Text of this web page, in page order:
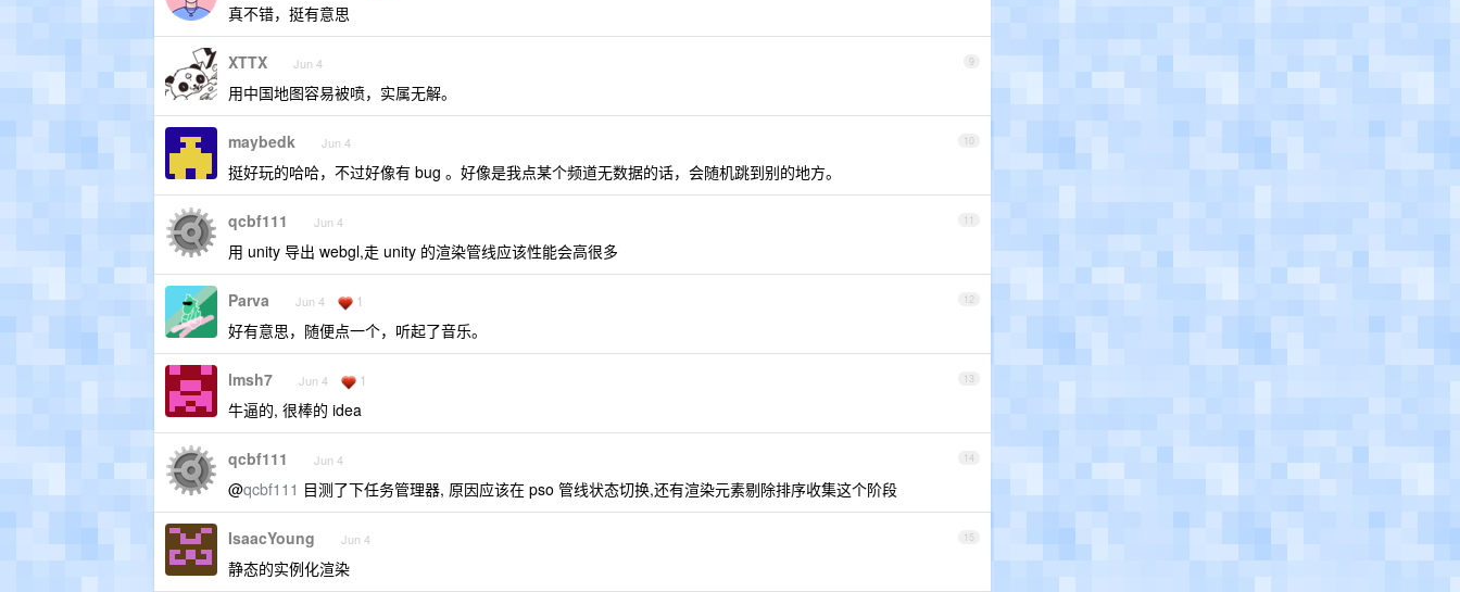
真不错，挺有意思
9
XTTX Jun 4
用中国地图容易被喷，实属无解。
10
maybedk Jun 4
挺好玩的哈哈，不过好像有 bug 。好像是我点某个频道无数据的话，会随机跳到别的地方。
11
qcbf111 Jun 4
用 unity 导出 webgl,走 unity 的渲染管线应该性能会高很多
12
Parva Jun 4 1
好有意思，随便点一个，听起了音乐。
13
lmsh7 Jun 4 1
牛逼的, 很棒的 idea
14
qcbf111 Jun 4
@qcbf111 目测了下任务管理器, 原因应该在 pso 管线状态切换,还有渲染元素剔除排序收集这个阶段
15
IsaacYoung Jun 4
静态的实例化渲染